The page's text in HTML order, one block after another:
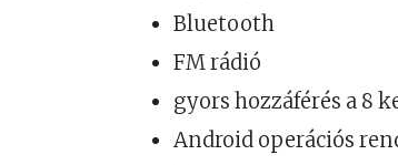
Bluetooth
FM rádió
gyors hozzáférés a 8
Android operációs